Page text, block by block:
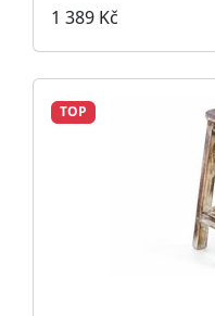
1 389 Kč
TOP